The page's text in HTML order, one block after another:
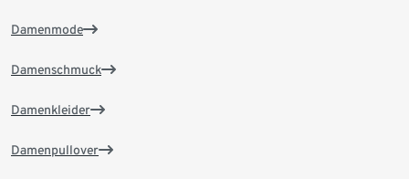
Damenmode
Damenschmuck
Damenkleider
Damenpullover